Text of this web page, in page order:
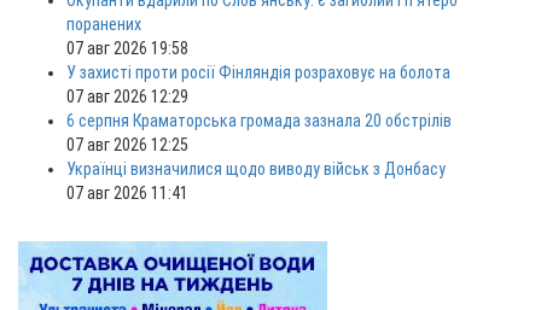
поранених
07 авг 2026 19:58
У захисті проти росії Фінляндія розраховує на болота
07 авг 2026 12:29
6 серпня Краматорська громада зазнала 20 обстрілів
07 авг 2026 12:25
Українці визначилися щодо виводу військ з Донбасу
07 авг 2026 11:41